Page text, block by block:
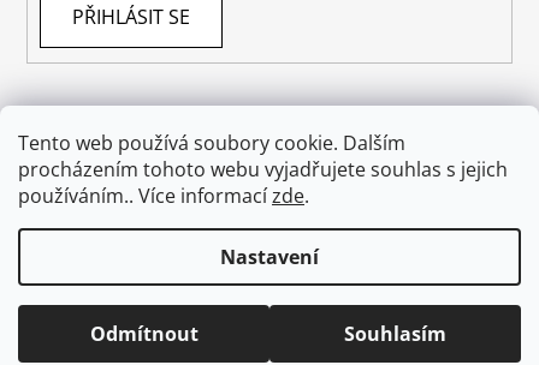
Tento web používá soubory cookie. Dalším
procházením tohoto webu vyjadřujete souhlas s jejich
používáním.. Více informacízde.
Nastavení
Odmítnout Souhlasím
PŘIHLÁSIT SE
Obchodní podmínky Doprava Napište nám
Ochrana osobních údajů GDPR
Odstoupení od smlouvy
Vytvořil Shoptet
Copyright 2026absolutecosmetics.eu. Všechna